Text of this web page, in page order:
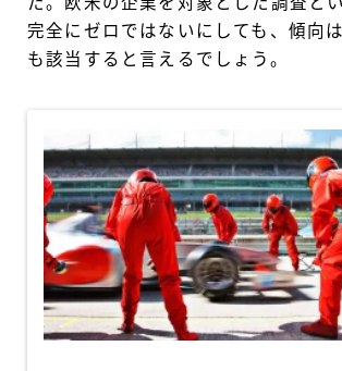
完全にゼロではないにしても、傾向
も該当すると言えるでしょう。